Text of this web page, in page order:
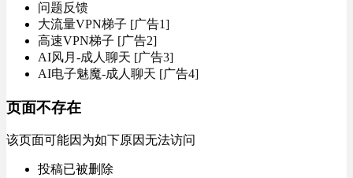
问题反馈
大流量VPN梯子 [广告1]
高速VPN梯子 [广告2]
AI风月-成人聊天 [广告3]
AI电子魅魔-成人聊天 [广告4]
页面不存在
该页面可能因为如下原因无法访问
投稿已被删除